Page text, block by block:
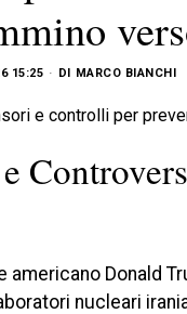
15:25 DI MARCO BIANCHI
americano Donald
nucleari